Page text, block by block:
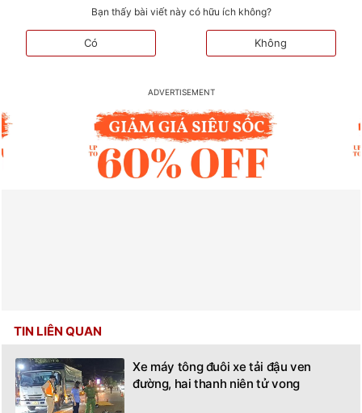
Bạn thấy bài viết này có hữu ích không?
Có Không
TIN LIÊN QUAN
Xe máy tông đuôi xe tải đậu ven
đường, hai thanh niên tử vong